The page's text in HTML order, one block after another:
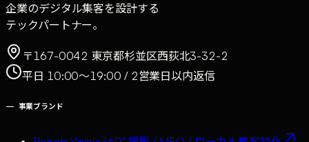
企業のデジタル集客を設計する
テックパートナー。
〒167-0042 東京都杉並区西荻北3-32-2
平日 10:00〜19:00 / 2営業日以内返信
— 事業ブランド